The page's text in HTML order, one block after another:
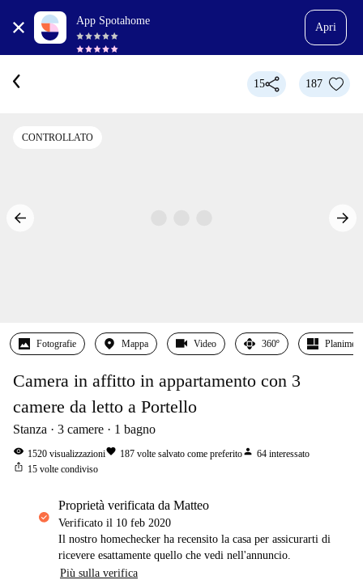
App Spotahome
Apri
15 187
CONTROLLATO
Fotografie Mappa Video 360º
Camera in affitto in appartamento con 3
camere da letto a Portello
Stanza 3 camere 1 bagno
visibility 1520 visualizzazionifavorite 187 volte salvato come preferitoperson 64 interessato
ios_share 15 volte condiviso
proprietà verificata da Matteo
Verificato il 10 feb 2020
Il nostro homechecker ha recensito la casa per assicurarti di
ricevere esattamente quello che vedi nell'annuncio.
Più sulla verifica